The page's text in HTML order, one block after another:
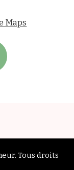
Maps
. Tous droits